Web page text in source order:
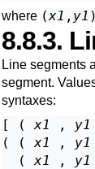
where (x1 , y1 )
8.8.3.
Line segments
segment.
syntaxes:
[ ( x1 , y1
( ( x1 , y1
  (
x1 , y1